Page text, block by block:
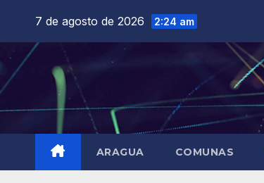
contenido
7 de agosto de 2026 2:24 am
ARAGUA COMUNAS